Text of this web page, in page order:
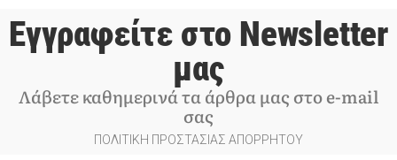
Εγγραφείτε στο Newsletter
μας
Λάβετε καθημερινά τα άρθρα μας στο e-mail
σας
ΠΟΛΙΤΙΚΗ ΠΡΟΣΤΑΣΙΑΣ ΑΠΟΡΡΗΤΟΥ